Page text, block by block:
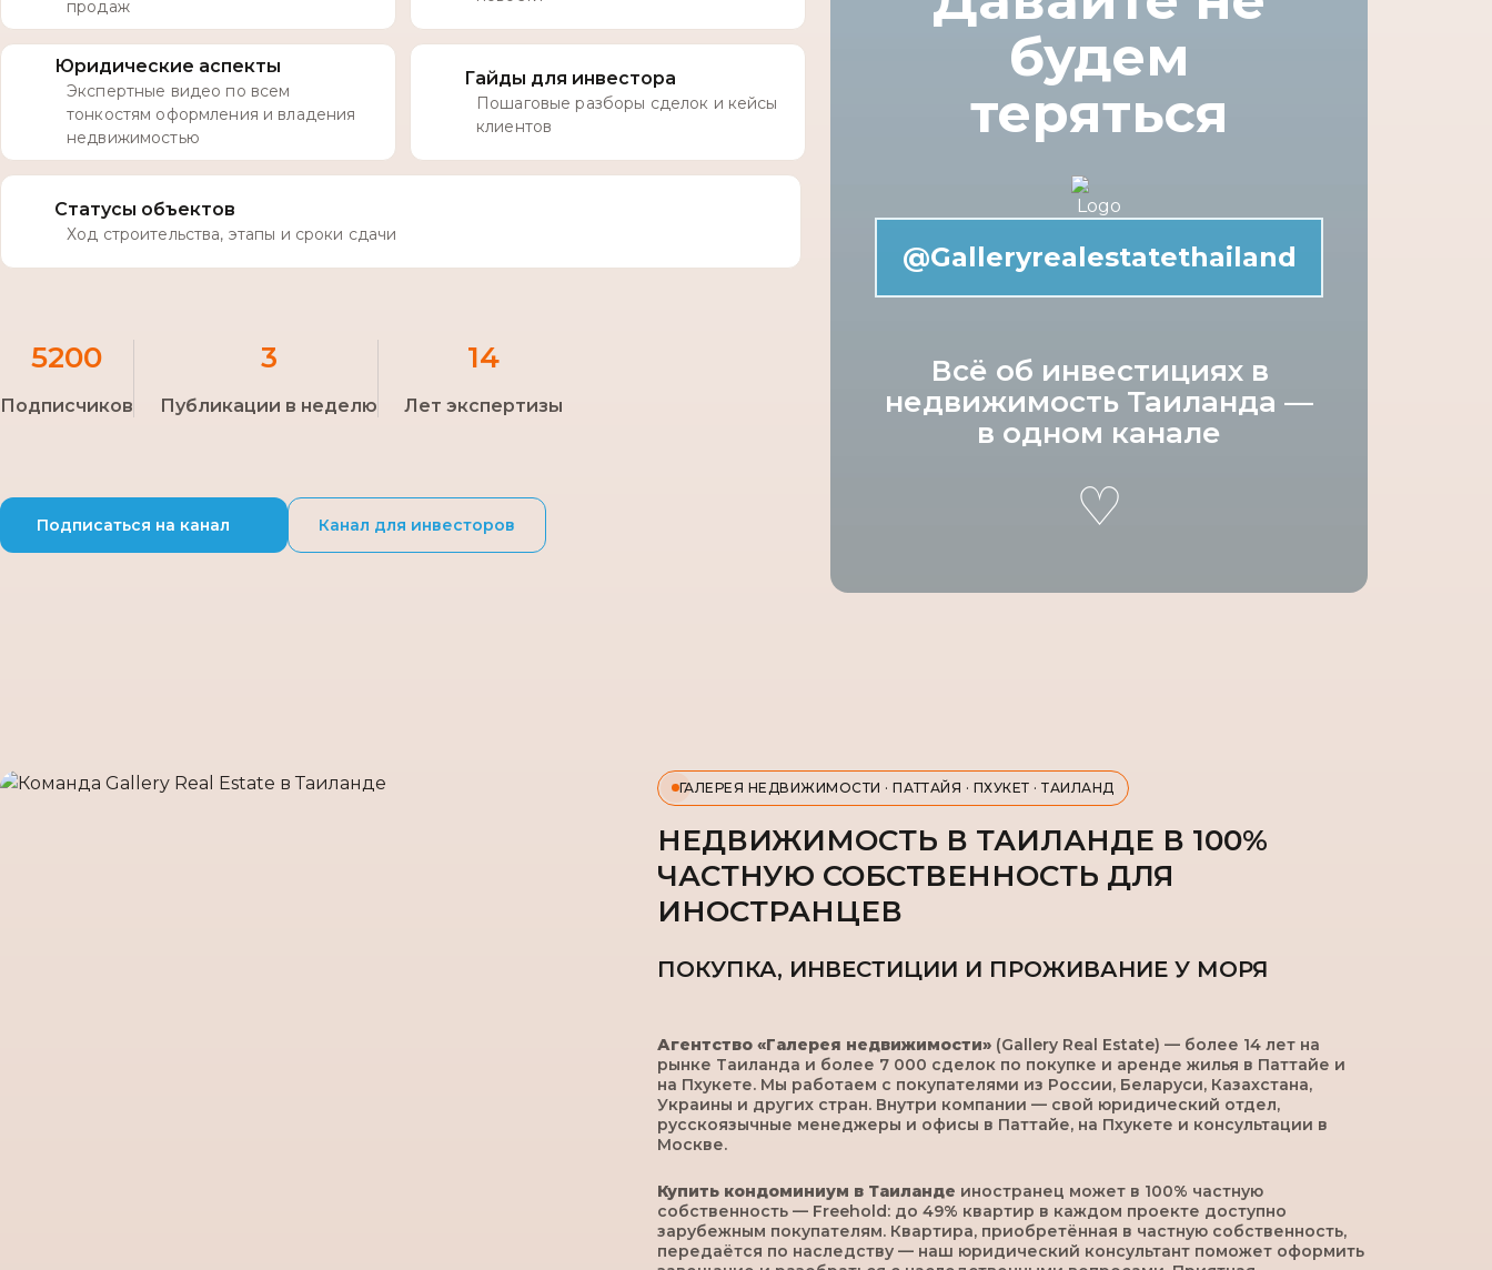
продаж
Юридические аспекты
Экспертные видео по всем
тонкостям оформления и владения
недвижимостью
Гайды для инвестора
Пошаговые разборы сделок и кейсы
клиентов
Статусы объектов
Ход строительства, этапы и сроки сдачи
5200
Подписчиков
3
Публикации в неделю
14
Лет экспертизы
Подписаться на канал Канал для инвесторов
будем
теряться
@Galleryrealestatethailand
Всё об инвестициях в
недвижимость Таиланда —
в одном канале
♡
ГАЛЕРЕЯ НЕДВИЖИМОСТИ · ПАТТАЙЯ · ПХУКЕТ · ТАИЛАНД
НЕДВИЖИМОСТЬ В ТАИЛАНДЕ В 100%
ЧАСТНУЮ СОБСТВЕННОСТЬ ДЛЯ
ИНОСТРАНЦЕВ
ПОКУПКА, ИНВЕСТИЦИИ И ПРОЖИВАНИЕ У МОРЯ
Агентство «Галерея недвижимости» (Gallery Real Estate) — более 14 лет на
рынке Таиланда и более 7 000 сделок по покупке и аренде жилья в Паттайе и
на Пхукете. Мы работаем с покупателями из России, Беларуси, Казахстана,
Украины и других стран. Внутри компании — свой юридический отдел,
русскоязычные менеджеры и офисы в Паттайе, на Пхукете и консультации в
Москве.
Купить кондоминиум в Таиланде иностранец может в 100% частную
собственность — Freehold: до 49% квартир в каждом проекте доступно
зарубежным покупателям. Квартира, приобретённая в частную собственность,
передаётся по наследству — наш юридический консультант поможет оформить